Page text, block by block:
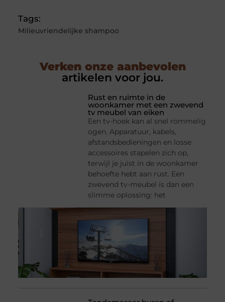
Tags:
Milieuvriendelijke shampoo
Verken onze aanbevolen
artikelen voor jou.
Rust en ruimte in de
woonkamer met een zwevend
tv meubel van eiken
Een tv-hoek kan al snel rommelig
ogen. Apparatuur, kabels,
afstandsbedieningen en losse
accessoires stapelen zich op,
terwijl je juist in de woonkamer
behoefte hebt aan rust. Een
zwevend tv-meubel is dan een
slimme oplossing: het